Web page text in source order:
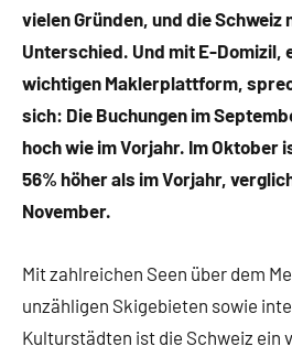
vielen Gründen, und die Schweiz
Unterschied. Und mit E-Domizil,
wichtigen Maklerplattform,
sich: Die Buchungen im
hoch wie im Vorjahr. Im Oktober
56% höher als im Vorjahr,
November.
Mit zahlreichen Seen über dem
unzähligen Skigebieten sowie
Kulturstädten ist die Schweiz ein